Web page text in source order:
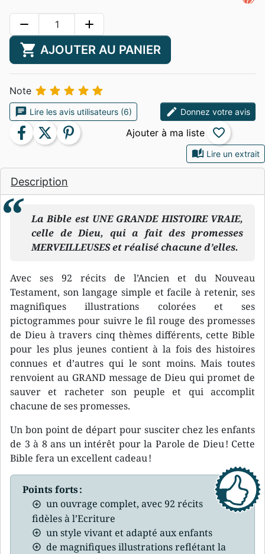
auto_stories Lire un extrait
Description
La Bible est UNE GRANDE HISTOIRE VRAIE,
celle de Dieu, qui a fait des promesses
MERVEILLEUSES et réalisé chacune d’elles.
Avec ses 92 récits de l’Ancien et du Nouveau
Testament, son langage simple et facile à retenir, ses
magnifiques illustrations colorées et ses
pictogrammes pour suivre le fil rouge des promesses
de Dieu à travers cinq thèmes différents, cette Bible
pour les plus jeunes contient à la fois des histoires
connues et d’autres qui le sont moins. Mais toutes
renvoient au GRAND message de Dieu qui promet de
sauver et racheter son peuple et qui accomplit
chacune de ses promesses.
Un bon point de départ pour susciter chez les enfants
de 3 à 8 ans un intérêt pour la Parole de Dieu ! Cette
Bible fera un excellent cadeau !
Points forts :
un ouvrage complet, avec 92 récits
fidèles à l’Ecriture
un style vivant et adapté aux enfants
de magnifiques illustrations reflétant la
remove add
shopping_cart AJOUTER AU PANIER
Note     
chat Lire les avis utilisateurs (6) edit Donnez votre avis
facebook twitter pinterest favorite_border